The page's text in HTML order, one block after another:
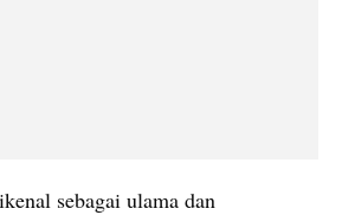
sebagai ulama dan